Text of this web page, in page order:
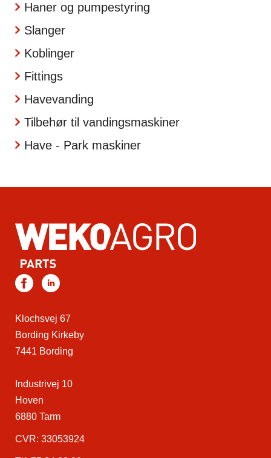
Haner og pumpestyring
Slanger
Koblinger
Fittings
Havevanding
Tilbehør til vandingsmaskiner
Have - Park maskiner
Klochsvej 67
Bording Kirkeby
7441 Bording
Industrivej 10
Hoven
6880 Tarm
CVR: 33053924